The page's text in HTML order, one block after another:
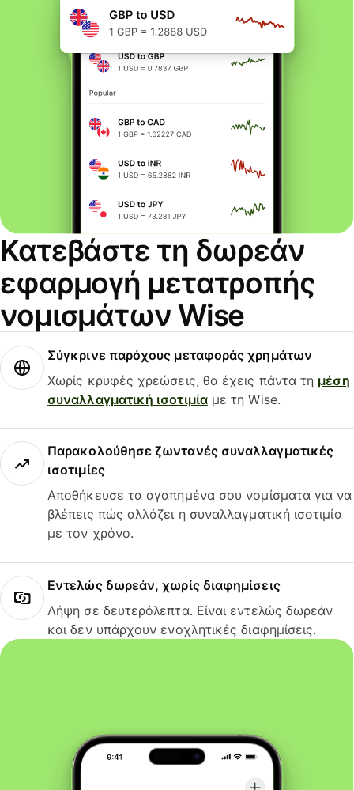
Κατεβάστε τη δωρεάν
εφαρμογή μετατροπής
νομισμάτων Wise
Σύγκρινε παρόχους μεταφοράς χρημάτων
Χωρίς κρυφές χρεώσεις, θα έχεις πάντα τη μέση
συναλλαγματική ισοτιμίαμε τη Wise.
Παρακολούθησε ζωντανές συναλλαγματικές
ισοτιμίες
Αποθήκευσε τα αγαπημένα σου νομίσματα για να
βλέπεις πώς αλλάζει η συναλλαγματική ισοτιμία
με τον χρόνο.
Εντελώς δωρεάν, χωρίς διαφημίσεις
Λήψη σε δευτερόλεπτα. Είναι εντελώς δωρεάν
και δεν υπάρχουν ενοχλητικές διαφημίσεις.